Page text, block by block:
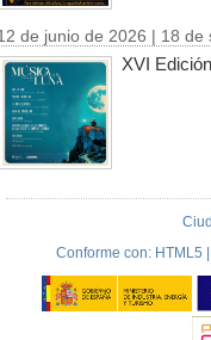
de junio de 2026 | 18 de
XVI
Conforme con: HTML5